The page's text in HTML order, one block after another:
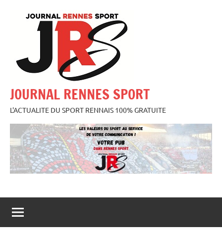
JOURNAL RENNES SPORT
L'ACTUALITE DU SPORT RENNAIS 100% GRATUITE